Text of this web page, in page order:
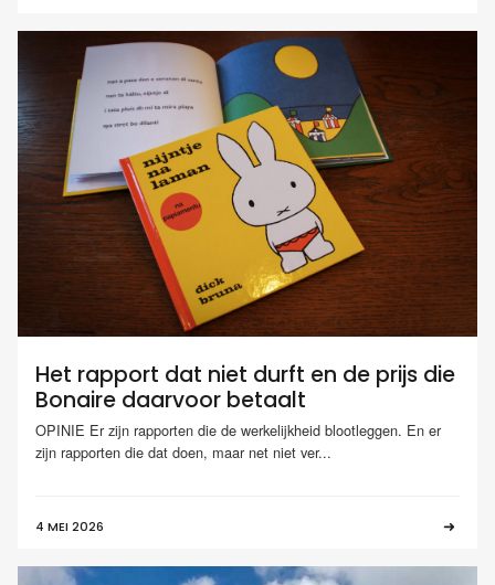
Het rapport dat niet durft en de prijs die
Bonaire daarvoor betaalt
OPINIE Er zijn rapporten die de werkelijkheid blootleggen. En er
zijn rapporten die dat doen, maar net niet ver...
4 MEI 2026